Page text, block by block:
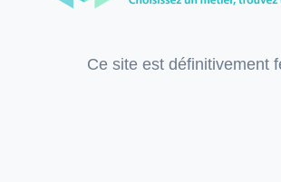
Ce site est définitivement